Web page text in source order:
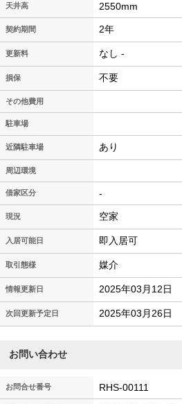
天井高 2550mm
契約期間 2年
更新料 なし -
損保 不要
その他費用
駐車場
近隣駐車場 あり
周辺環境
借家区分 -
現況 空家
入居可能日 即入居可
取引態様 媒介
情報更新日 2025年03月12日
次回更新予定日 2025年03月26日
お問い合わせ
お問合せ番号 RHS-00111